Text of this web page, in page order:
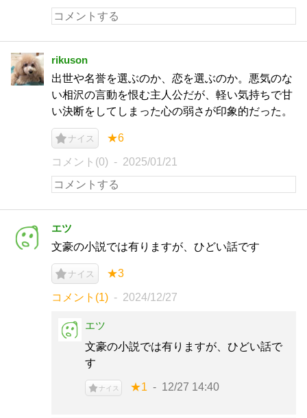
rikuson
出世や名誉を選ぶのか、恋を選ぶのか。悪気のな
い相沢の言動を恨む主人公だが、軽い気持ちで甘
い決断をしてしまった心の弱さが印象的だった。
ナイス ★6
コメント(0) 2025/01/21
エツ
文豪の小説では有りますが、ひどい話です
ナイス ★3
コメント(1) 2024/12/27
エツ
文豪の小説では有りますが、ひどい話で
す
ナイス ★1 12/27 14:40